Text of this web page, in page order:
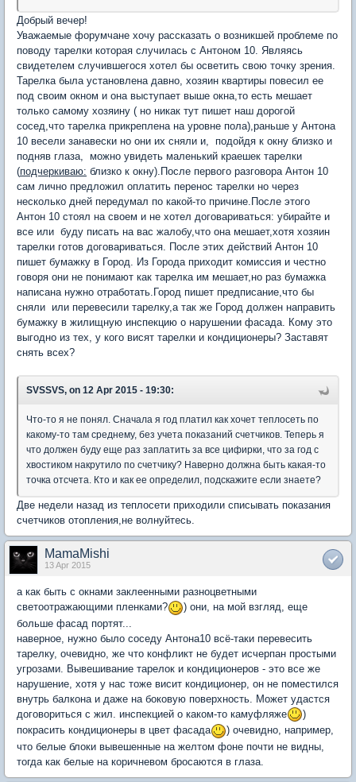
Добрый вечер!
Уважаемые форумчане хочу рассказать о возникшей проблеме по
поводу тарелки которая случилась с Антоном 10. Являясь
свидетелем случившегося хотел бы осветить свою точку зрения.
Тарелка была установлена давно, хозяин квартиры повесил ее
под своим окном и она выступает выше окна,то есть мешает
только самому хозяину ( но никак тут пишет наш дорогой
сосед,что тарелка прикреплена на уровне пола),раньше у Антона
10 весели занавески но они их сняли и, подойдя к окну близко и
подняв глаза, можно увидеть маленький краешек тарелки
(подчеркиваю: близко к окну).После первого разговора Антон 10
сам лично предложил оплатить перенос тарелки но через
несколько дней передумал по какой-то причине.После этого
Антон 10 стоял на своем и не хотел договариваться: убирайте и
все или буду писать на вас жалобу,что она мешает,хотя хозяин
тарелки готов договариваться. После этих действий Антон 10
пишет бумажку в Город. Из Города приходит комиссия и честно
говоря они не понимают как тарелка им мешает,но раз бумажка
написана нужно отработать.Город пишет предписание,что бы
сняли или перевесили тарелку,а так же Город должен направить
бумажку в жилищную инспекцию о нарушении фасада. Кому это
выгодно из тех, у кого висят тарелки и кондиционеры? Заставят
снять всех?
SVSSVS, on 12 Apr 2015 - 19:30:
Что-то я не понял. Сначала я год платил как хочет теплосеть по
какому-то там среднему, без учета показаний счетчиков. Теперь я
что должен буду еще раз заплатить за все цифирки, что за год с
хвостиком накрутило по счетчику? Наверно должна быть какая-то
точка отсчета. Кто и как ее определил, подскажите если знаете?
Две недели назад из теплосети приходили списывать показания
счетчиков отопления,не волнуйтесь.
MamaMishi
13 Apr 2015
а как быть с окнами заклеенными разноцветными
светоотражающими пленками?
) они, на мой взгляд, еще
больше фасад портят...
наверное, нужно было соседу Антона10 всё-таки перевесить
тарелку, очевидно, же что конфликт не будет исчерпан простыми
угрозами. Вывешивание тарелок и кондиционеров - это все же
нарушение, хотя у нас тоже висит кондиционер, он не поместился
внутрь балкона и даже на боковую поверхность. Может удастся
договориться с жил. инспекцией о каком-то камуфляже
)
покрасить кондиционеры в цвет фасада
) очевидно, например,
что белые блоки вывешенные на желтом фоне почти не видны,
тогда как белые на коричневом бросаются в глаза.